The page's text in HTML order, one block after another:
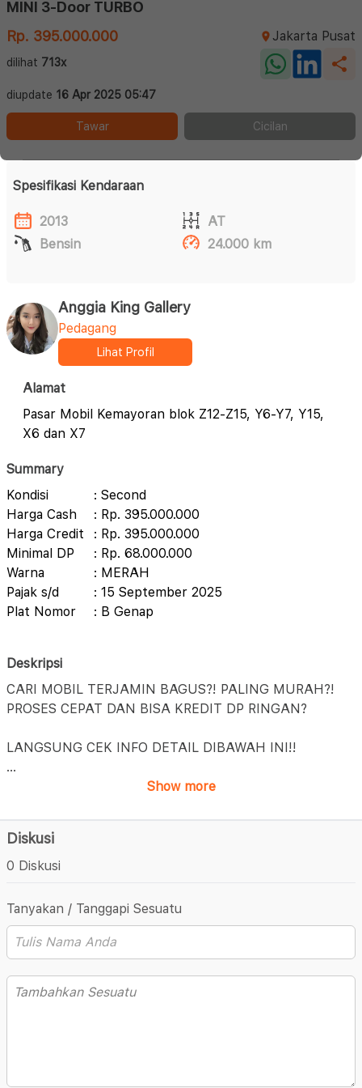
MINI 3-Door TURBO
Rp. 395.000.000
Jakarta Pusat
dilihat 713x
diupdate 16 Apr 2025 05:47
Tawar Cicilan
Spesifikasi Kendaraan
2013
AT
Bensin
24.000 km
Anggia King Gallery
Pedagang
Lihat Profil
Alamat
Pasar Mobil Kemayoran blok Z12-Z15, Y6-Y7, Y15,
X6 dan X7
Summary
Kondisi
: Second
Harga Cash
: Rp. 395.000.000
Harga Credit
: Rp. 395.000.000
Minimal DP
: Rp. 68.000.000
Warna
: MERAH
Pajak s/d
: 15 September 2025
Plat Nomor
: B Genap
Deskripsi
CARI MOBIL TERJAMIN BAGUS?! PALING MURAH?!
PROSES CEPAT DAN BISA KREDIT DP RINGAN?
LANGSUNG CEK INFO DETAIL DIBAWAH INI!!
...
Show more
Diskusi
0 Diskusi
Tanyakan / Tanggapi Sesuatu